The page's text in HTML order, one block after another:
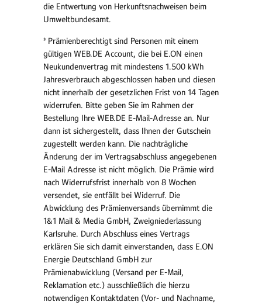
die Entwertung von Herkunftsnachweisen beim
Umweltbundesamt.
³ Prämienberechtigt sind Personen mit einem
gültigen WEB.DE Account, die bei E.ON einen
Neukundenvertrag mit mindestens 1.500 kWh
Jahresverbrauch abgeschlossen haben und diesen
nicht innerhalb der gesetzlichen Frist von 1‍4‍ Tagen
widerrufen. Bitte geben Sie im Rahmen der
Bestellung Ihre WEB.DE E-Mail-Adresse an. Nur
dann ist sichergestellt, dass Ihnen der Gutschein
zugestellt werden kann. Die nachträgliche
Änderung der im Vertragsabschluss angegebenen
E-Mail Adresse ist nicht möglich. Die Prämie wird
nach Widerrufsfrist innerhalb von 8 Wochen
versendet, sie entfällt bei Widerruf. Die
Abwicklung des Prämien­versands über­nimmt die
1&1 Mail & Media GmbH, Zweignieder­lassung
Karlsruhe. Durch Abschluss eines Vertrags
erklären Sie sich damit einverstanden, dass E.ON
Energie Deutschland GmbH zur
Prämienabwicklung (Versand per E-Mail,
Reklamation etc.) ausschließlich die hierzu
notwendigen Kontaktdaten (Vor- und Nach­name,